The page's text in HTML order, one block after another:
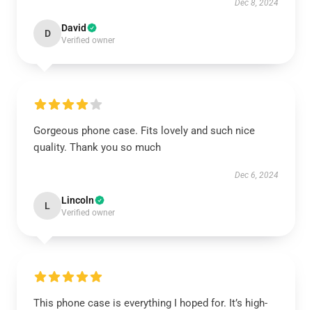
Dec 8, 2024
D David
Verified owner
Gorgeous phone case. Fits lovely and such nice
quality. Thank you so much
Dec 6, 2024
L Lincoln
Verified owner
This phone case is everything I hoped for. It’s high-